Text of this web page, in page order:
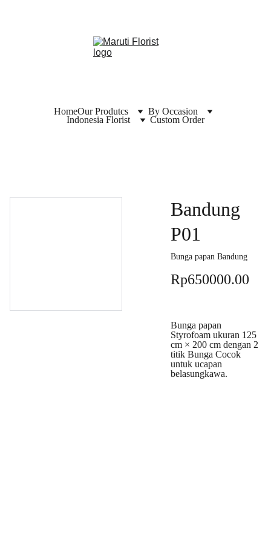
HomeOur Produtcs
By Occasion
Indonesia Florist
Custom Order
Bandung
P01
Bunga papan Bandung
Rp650000.00
Bunga papan
Styrofoam ukuran 125
cm × 200 cm dengan 2
titik Bunga Cocok
untuk ucapan
belasungkawa.